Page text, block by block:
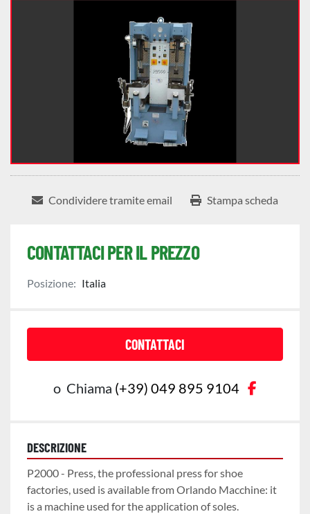
Condividere tramite email Stampa scheda
CONTATTACI PER IL PREZZO
Posizione: Italia
CONTATTACI
o Chiama (+39) 049 895 9104
DESCRIZIONE
P2000 - Press, the professional press for shoe
factories, used is available from Orlando Macchine: it
is a machine used for the application of soles.